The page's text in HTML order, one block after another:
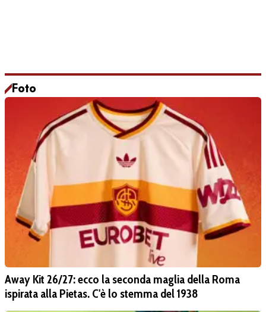
Foto
Away Kit 26/27: ecco la seconda maglia della Roma
ispirata alla Pietas. C'è lo stemma del 1938